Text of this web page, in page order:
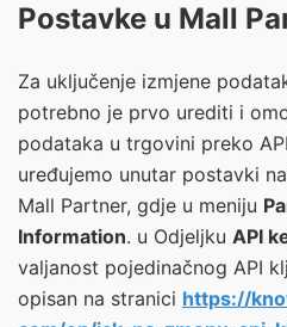
Postavke u Mall
Za uključenje izmjene
potrebno je prvo urediti i
podataka u trgovini preko
uređujemo unutar postavki
Mall Partner, gdje u meniju
Information. u Odjeljku API
valjanost pojedinačnog API
opisan na stranici https://